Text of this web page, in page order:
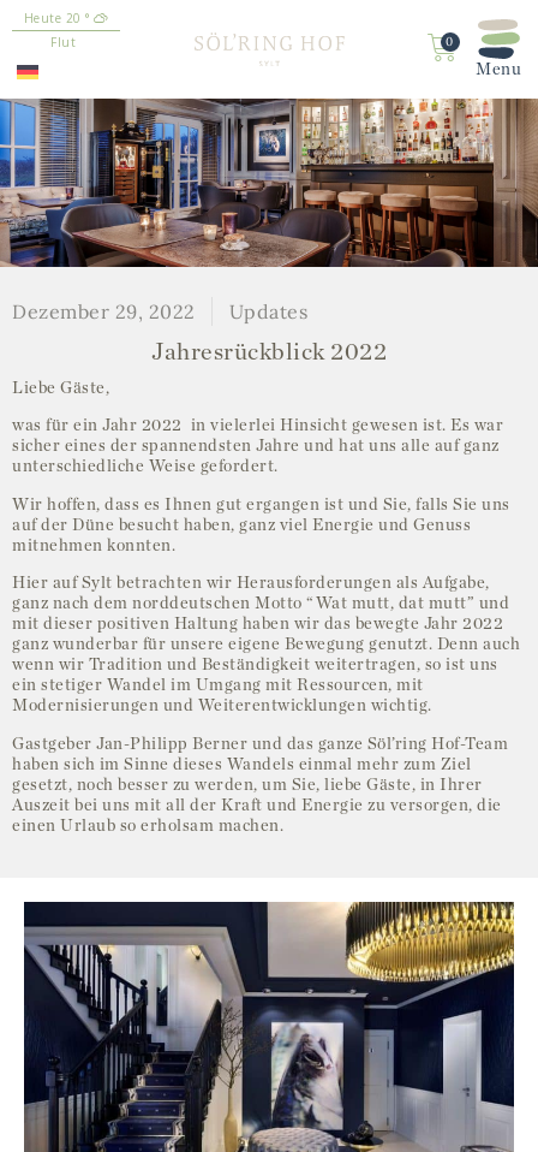
springen20 °
Flut
0
Dezember 29, 2022
Updates
Jahresrückblick 2022
Liebe Gäste,
was für ein Jahr 2022 in vielerlei Hinsicht gewesen ist. Es war
sicher eines der spannendsten Jahre und hat uns alle auf ganz
unterschiedliche Weise gefordert.
Wir hoffen, dass es Ihnen gut ergangen ist und Sie, falls Sie uns
auf der Düne besucht haben, ganz viel Energie und Genuss
mitnehmen konnten.
Hier auf Sylt betrachten wir Herausforderungen als Aufgabe,
ganz nach dem norddeutschen Motto “Wat mutt, dat mutt” und
mit dieser positiven Haltung haben wir das bewegte Jahr 2022
ganz wunderbar für unsere eigene Bewegung genutzt. Denn auch
wenn wir Tradition und Beständigkeit weitertragen, so ist uns
ein stetiger Wandel im Umgang mit Ressourcen, mit
Modernisierungen und Weiterentwicklungen wichtig.
Gastgeber Jan-Philipp Berner und das ganze Söl’ring Hof-Team
haben sich im Sinne dieses Wandels einmal mehr zum Ziel
gesetzt, noch besser zu werden, um Sie, liebe Gäste, in Ihrer
Auszeit bei uns mit all der Kraft und Energie zu versorgen, die
einen Urlaub so erholsam machen.